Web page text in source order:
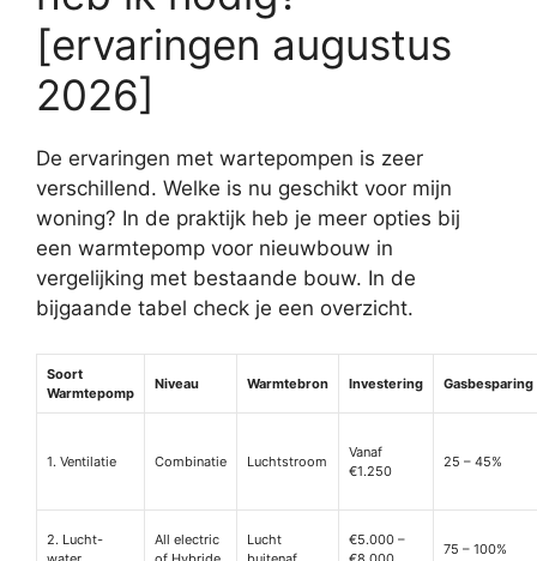
[ervaringen augustus
2026]
De ervaringen met wartepompen is zeer
verschillend. Welke is nu geschikt voor mijn
woning? In de praktijk heb je meer opties bij
een warmtepomp voor nieuwbouw in
vergelijking met bestaande bouw. In de
bijgaande tabel check je een overzicht.
Soort
Warmtepomp
Niveau Warmtebron Investering Gasbesparing
1. Ventilatie Combinatie Luchtstroom
Vanaf
€1.250
25 – 45%
2. Lucht-
All electric
Lucht
€5.000 –
75 – 100%